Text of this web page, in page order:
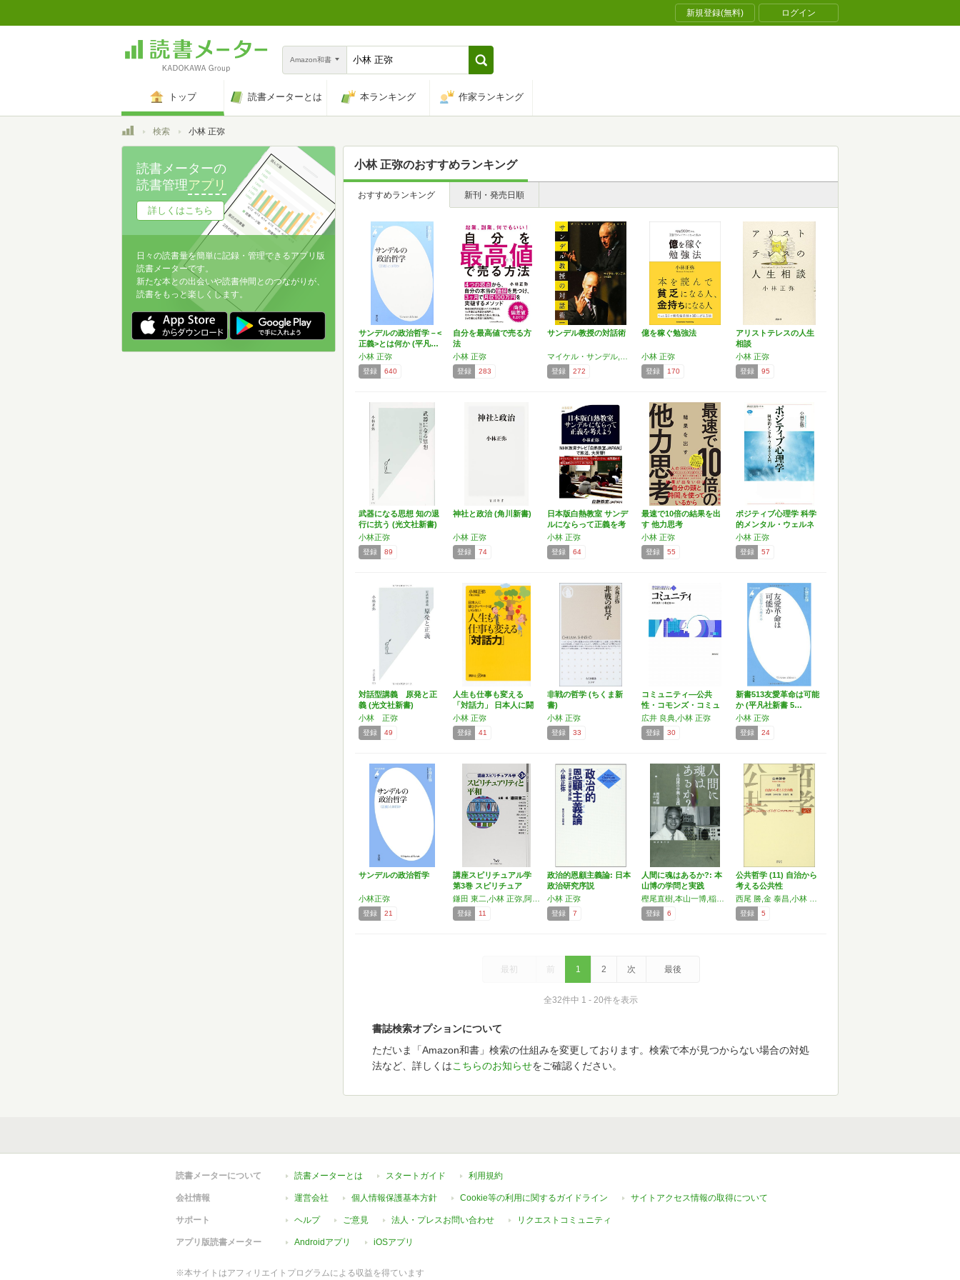
新規登録(無料) ログイン
Amazon和書
トップ 読書メーターとは 本ランキング 作家ランキング
トップ検索 小林 正弥
小林 正弥のおすすめランキング
おすすめランキング 新刊・発売日順
サンデルの政治哲学－<
正義>とは何か (平凡…
小林 正弥
登録 640
自分を最高値で売る方
法
小林 正弥
登録 283
サンデル教授の対話術
登録 272
億を稼ぐ勉強法
小林 正弥
登録 170
アリストテレスの人生
相談
小林 正弥
登録 95
武器になる思想 知の退
行に抗う (光文社新書)
小林正弥
登録 89
神社と政治 (角川新書)
小林 正弥
登録 74
日本版白熱教室 サンデ
ルにならって正義を考
え…
小林 正弥
登録 64
最速で10倍の結果を出
す 他力思考
小林 正弥
登録 55
ポジティブ心理学 科学
的メンタル・ウェルネ
ス…
小林 正弥
登録 57
対話型講義 原発と正
義 (光文社新書)
小林 正弥
登録 49
人生も仕事も変える
「対話力」 日本人に闘
うデ…
小林 正弥
登録 41
非戦の哲学 (ちくま新
書)
小林 正弥
登録 33
コミュニティ―公共
性・コモンズ・コミュ
ニタリ…
広井 良典,小林 正弥
登録 30
新書513友愛革命は可能
か (平凡社新書 5…
小林 正弥
登録 24
サンデルの政治哲学
小林正弥
登録 21
講座スピリチュアル学
第3巻 スピリチュア
リ…
登録 11
政治的恩顧主義論: 日本
政治研究序説
小林 正弥
登録 7
人間に魂はあるか?: 本
山博の学問と実践
登録 6
公共哲学 (11) 自治から
考える公共性
登録 5
最初 前 1 2 次 最後
全32件中 1 - 20件を表示
書誌検索オプションについて
ただいま「Amazon和書」検索の仕組みを変更しております。検索で本が見つからない場合の対処
法など、詳しくはこちらのお知らせをご確認ください。
読書メーターの
読書管理アプリ
詳しくはこちら
日々の読書量を簡単に記録・管理できるアプリ版
読書メーターです。
新たな本との出会いや読書仲間とのつながりが、
読書をもっと楽しくします。
読書メーターについて 読書メーターとは スタートガイド 利用規約
会社情報 運営会社 個人情報保護基本方針 Cookie等の利用に関するガイドライン サイトアクセス情報の取得について
サポート ヘルプ ご意見 法人・プレスお問い合わせ リクエストコミュニティ
アプリ版読書メーター Androidアプリ iOSアプリ
※本サイトはアフィリエイトプログラムによる収益を得ています